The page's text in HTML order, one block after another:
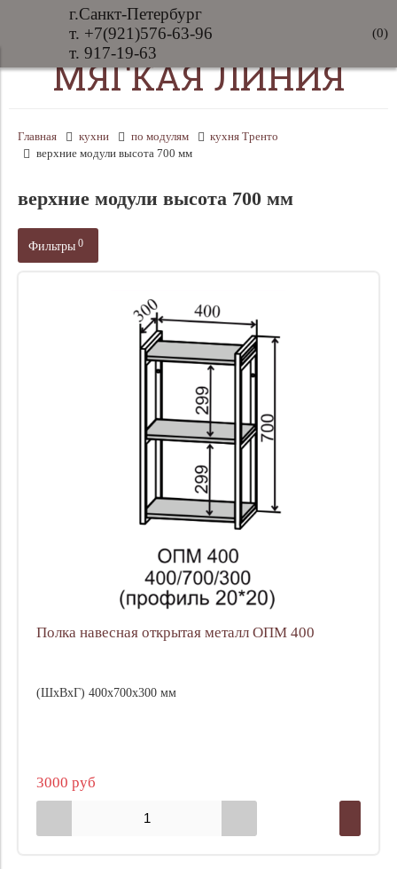
г.Санкт-Петербург
т. +7(921)576-63-96
т. 917-19-63
(0)
МЯГКАЯ ЛИНИЯ
Главная кухни по модулям
кухня Тренто
верхние модули высота 700 мм
верхние модули высота 700 мм
Фильтры 0
Полка навесная открытая металл ОПМ 400
(ШхВхГ) 400х700х300 мм
3000 руб